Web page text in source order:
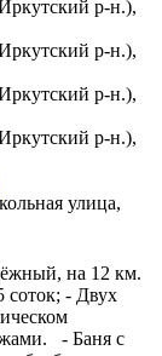
улица,
на 12 км.
соток; - Двух
- Баня с